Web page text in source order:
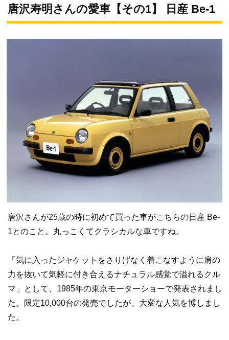
唐沢寿明さんの愛車【その1】 日産 Be-1
唐沢さんが25歳の時に初めて買った車がこちらの日産 Be-
1とのこと。丸っこくてクラシカルな車ですね。
「気に入ったジャケットをさりげなく着こなすように肩の
力を抜いて気軽に付き合えるナチュラル感覚で溢れるクル
マ」として、1985年の東京モーターショーで発表されまし
た。限定10,000台の発売でしたが、大変な人気を博しまし
た。